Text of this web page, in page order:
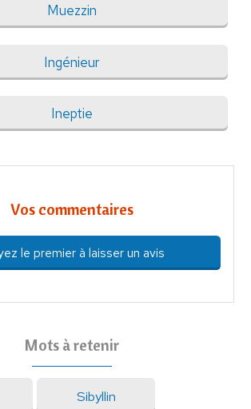
Muezzin
Ingénieur
Ineptie
Vos commentaires
le premier à laisser un avis
Mots à retenir
Sibyllin